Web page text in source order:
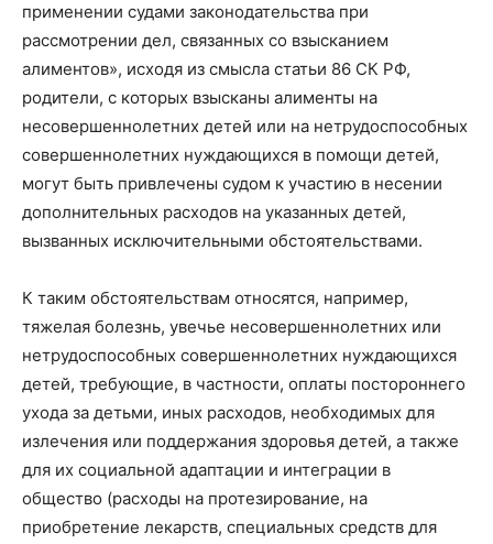
применении судами законодательства при
рассмотрении дел, связанных со взысканием
алиментов», исходя из смысла статьи 86 СК РФ,
родители, с которых взысканы алименты на
несовершеннолетних детей или на нетрудоспособных
совершеннолетних нуждающихся в помощи детей,
могут быть привлечены судом к участию в несении
дополнительных расходов на указанных детей,
вызванных исключительными обстоятельствами.
К таким обстоятельствам относятся, например,
тяжелая болезнь, увечье несовершеннолетних или
нетрудоспособных совершеннолетних нуждающихся
детей, требующие, в частности, оплаты постороннего
ухода за детьми, иных расходов, необходимых для
излечения или поддержания здоровья детей, а также
для их социальной адаптации и интеграции в
общество (расходы на протезирование, на
приобретение лекарств, специальных средств для